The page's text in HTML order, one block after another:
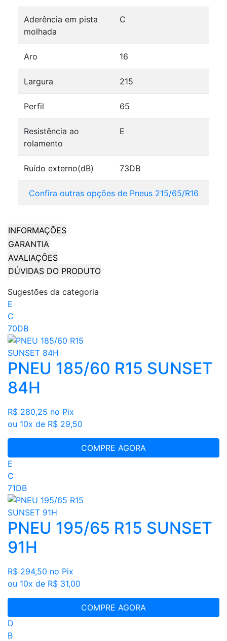
Aderência em pista
molhada
C
Aro 16
Largura 215
Perfil 65
Resistência ao
rolamento
E
Ruído externo(dB) 73DB
Confira outras opções de Pneus 215/65/R16
INFORMAÇÕES
GARANTIA
AVALIAÇÕES
DÚVIDAS DO PRODUTO
Sugestões da categoria
E
C
70DB
PNEU 185/60 R15 SUNSET
84H
R$ 280,25 no Pix
ou 10x de R$ 29,50
COMPRE AGORA
E
C
71DB
PNEU 195/65 R15 SUNSET
91H
R$ 294,50 no Pix
ou 10x de R$ 31,00
COMPRE AGORA
D
B